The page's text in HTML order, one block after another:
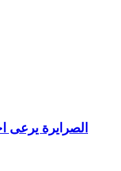
الصرايرة يرعى